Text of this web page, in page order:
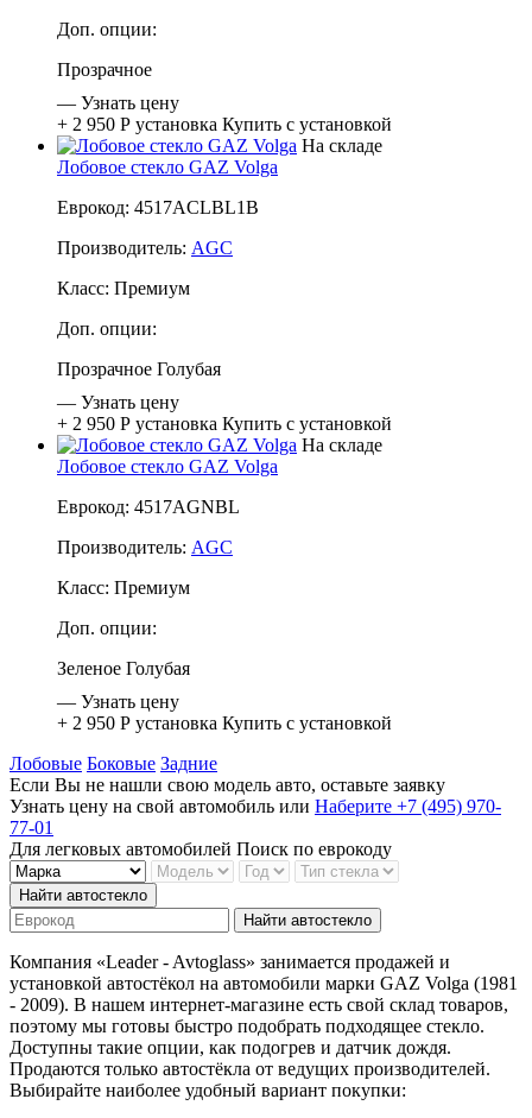
Доп. опции:
Прозрачное
— Узнать цену
+ 2 950 Р установка Купить с установкой
На складе
Лобовое стекло GAZ Volga
Еврокод: 4517ACLBL1B
Производитель: AGC
Класс: Премиум
Доп. опции:
Прозрачное Голубая
— Узнать цену
+ 2 950 Р установка Купить с установкой
На складе
Лобовое стекло GAZ Volga
Еврокод: 4517AGNBL
Производитель: AGC
Класс: Премиум
Доп. опции:
Зеленое Голубая
— Узнать цену
+ 2 950 Р установка Купить с установкой
Лобовые Боковые Задние
Если Вы не нашли свою модель авто, оставьте заявку
Узнать цену на свой автомобиль или Наберите +7 (495) 970-
77-01
Для легковых автомобилей Поиск по еврокоду
Найти автостекло
Найти автостекло
Компания «Leader - Avtoglass» занимается продажей и
установкой автостёкол на автомобили марки GAZ Volga (1981
- 2009). В нашем интернет-магазине есть свой склад товаров,
поэтому мы готовы быстро подобрать подходящее стекло.
Доступны такие опции, как подогрев и датчик дождя.
Продаются только автостёкла от ведущих производителей.
Выбирайте наиболее удобный вариант покупки: